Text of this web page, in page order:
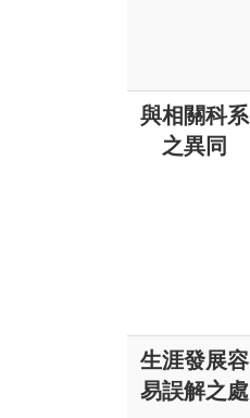
與相關科系
之異同
生涯發展容
易誤解之處